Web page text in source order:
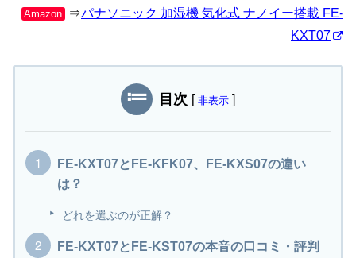
Amazon ⇒パナソニック 加湿機 気化式 ナノイー搭載 FE-
KXT07
目次 [ 非表示 ]
FE-KXT07とFE-KFK07、FE-KXS07の違い
は？
どれを選ぶのが正解？
FE-KXT07とFE-KST07の本音の口コミ・評判